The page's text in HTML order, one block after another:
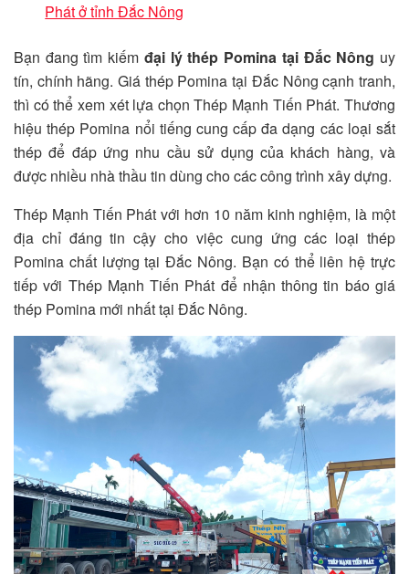
Phát ở tỉnh Đắc Nông
Bạn đang tìm kiếm đại lý thép Pomina tại Đắc Nông uy
tín, chính hãng. Giá thép Pomina tại Đắc Nông cạnh tranh,
thì có thể xem xét lựa chọn Thép Mạnh Tiến Phát. Thương
hiệu thép Pomina nổi tiếng cung cấp đa dạng các loại sắt
thép để đáp ứng nhu cầu sử dụng của khách hàng, và
được nhiều nhà thầu tin dùng cho các công trình xây dựng.
Thép Mạnh Tiến Phát với hơn 10 năm kinh nghiệm, là một
địa chỉ đáng tin cậy cho việc cung ứng các loại thép
Pomina chất lượng tại Đắc Nông. Bạn có thể liên hệ trực
tiếp với Thép Mạnh Tiến Phát để nhận thông tin báo giá
thép Pomina mới nhất tại Đắc Nông.